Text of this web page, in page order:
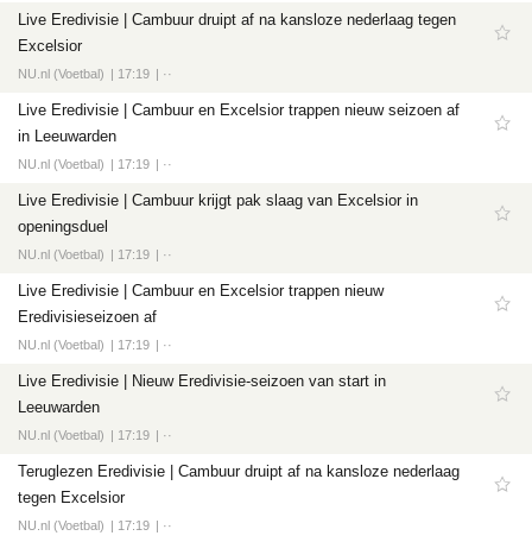
Live Eredivisie | Cambuur druipt af na kansloze nederlaag tegen
Excelsior
NU.nl (Voetbal) 17:19 ··
Live Eredivisie | Cambuur en Excelsior trappen nieuw seizoen af
in Leeuwarden
NU.nl (Voetbal) 17:19 ··
Live Eredivisie | Cambuur krijgt pak slaag van Excelsior in
openingsduel
NU.nl (Voetbal) 17:19 ··
Live Eredivisie | Cambuur en Excelsior trappen nieuw
Eredivisieseizoen af
NU.nl (Voetbal) 17:19 ··
Live Eredivisie | Nieuw Eredivisie-seizoen van start in
Leeuwarden
NU.nl (Voetbal) 17:19 ··
Teruglezen Eredivisie | Cambuur druipt af na kansloze nederlaag
tegen Excelsior
NU.nl (Voetbal) 17:19 ··